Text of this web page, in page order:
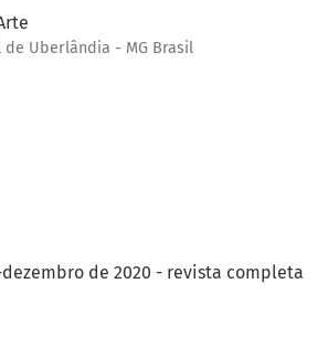
Uberlândia - MG Brasil
de 2020 - revista completa